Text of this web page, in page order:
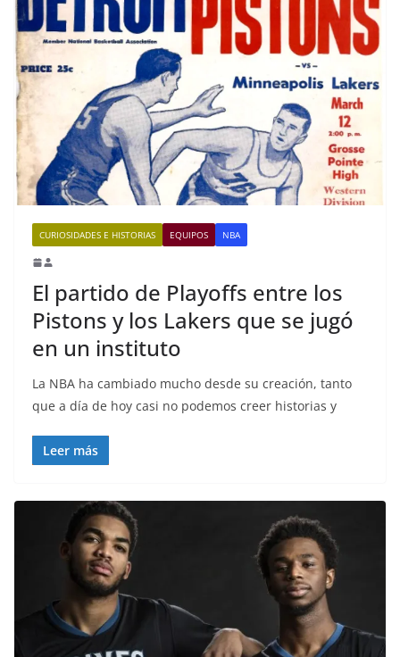
CURIOSIDADES E HISTORIAS EQUIPOS NBA
El partido de Playoffs entre los
Pistons y los Lakers que se jugó
en un instituto
La NBA ha cambiado mucho desde su creación, tanto
que a día de hoy casi no podemos creer historias y
Leer más